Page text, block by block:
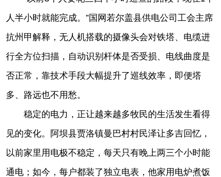
人半小时就能完成。”国网若尔盖县供电公司工会主席
抗州甲解释，无人机搭载的摄像头会对铁塔、电缆进
行全方位扫描，自动识别杆体是否受损、电线曲度是
否正常，靠技术手段大幅提升了巡线效率，即便塔
多、路远也不用愁。
稳定的电力，正让越来越多牧民的生活发生看得
见的变化。阿坝县贾洛镇曼巴村村民泽让多吉回忆，
以前家里用电极不稳定，每天只有晚上两三个小时能
通电；如今，每户都装了独立电表，他家用电炉煮饭